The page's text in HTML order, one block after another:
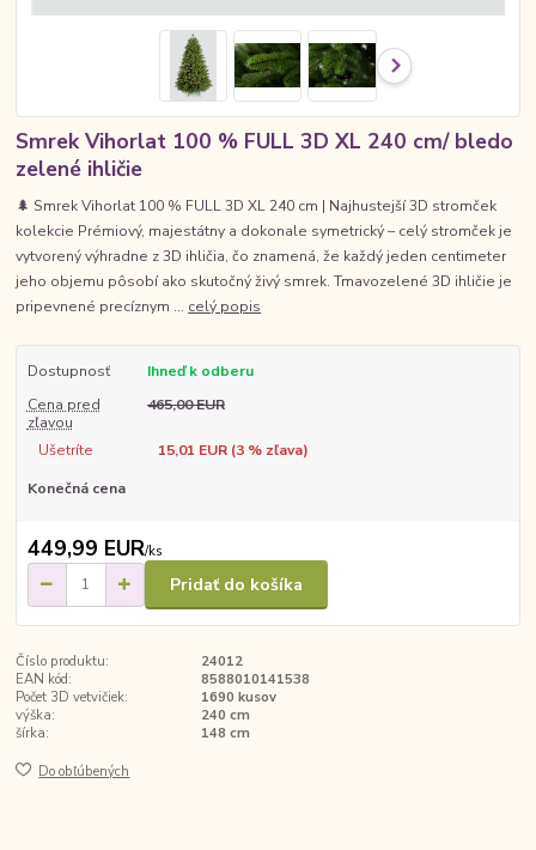
Smrek Vihorlat 100 % FULL 3D XL 240 cm/ bledo
zelené ihličie
🌲 Smrek Vihorlat 100 % FULL 3D XL 240 cm | Najhustejší 3D stromček
kolekcie Prémiový, majestátny a dokonale symetrický – celý stromček je
vytvorený výhradne z 3D ihličia, čo znamená, že každý jeden centimeter
jeho objemu pôsobí ako skutočný živý smrek. Tmavozelené 3D ihličie je
pripevnené precíznym ... celý popis
Dostupnosť
Ihneď k odberu
Cena pred
zľavou
465,00 EUR
Ušetríte 15,01 EUR (3% zľava)
Konečná cena
449,99 EUR/ks
Pridať do košíka
Číslo produktu:
24012
EAN kód:
8588010141538
Počet 3D vetvičiek:
1690 kusov
výška:
240 cm
šírka:
148 cm
Do obľúbených